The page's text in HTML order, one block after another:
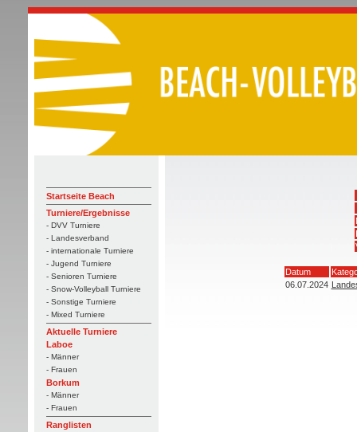
Startseite Beach
Turniere/Ergebnisse
- DVV Turniere
- Landesverband
- internationale Turniere
- Jugend Turniere
- Senioren Turniere
- Snow-Volleyball Turniere
- Sonstige Turniere
- Mixed Turniere
Aktuelle Turniere
Laboe
- Männer
- Frauen
Borkum
- Männer
- Frauen
Ranglisten
Datum
06.07.2024